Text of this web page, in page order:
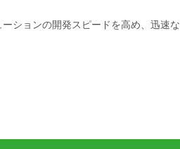
ョンの開発スピードを高め、迅速